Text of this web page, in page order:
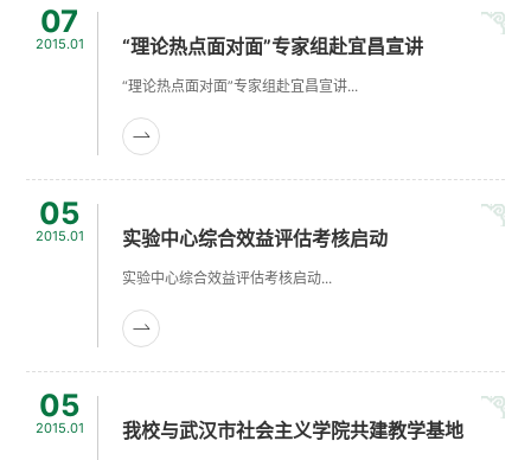
07
2015.01 “理论热点面对面”专家组赴宜昌宣讲
“理论热点面对面”专家组赴宜昌宣讲...
05
2015.01 实验中心综合效益评估考核启动
实验中心综合效益评估考核启动...
05
2015.01 我校与武汉市社会主义学院共建教学基地